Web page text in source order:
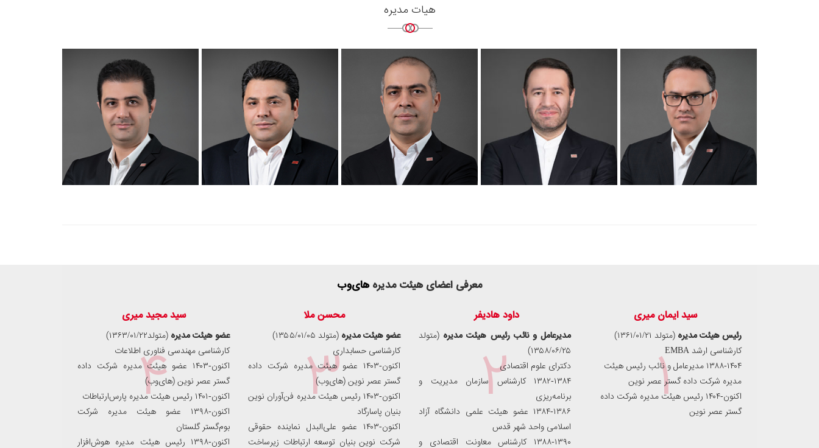
هیات مدیره
معرفی اعضای هیئت‌‍‌ مدیرههای‌وب
سید ایمان میری
۱ رئیس هیئت‌ مدیره (متولد ۱۳۶۱/۰۱/۲۱)
کارشناسی ارشد EMBA
۱۳۸۸-۱۴۰۴ مدیرعامل و نائب رئیس هیئت
مدیره شرکت داده‌ گستر عصر نوین
اکنون-۱۴۰۴ رئیس هیئت مدیره شرکت داده‌
گستر عصر نوین
داود هادیفر
۲
مدیرعامل و نائب‌ رئیس هیئت‌ مدیره (متولد
۱۳۵۸/۰۶/۲۵)
دکترای علوم اقتصادی
۱۳۸۲-۱۳۸۴ کارشناس سازمان مدیریت و
برنامه‌ریزی
۱۳۸۴-۱۳۸۶ عضو هیئت علمی دانشگاه آزاد
اسلامی واحد شهر قدس
۱۳۸۸-۱۳۹۰ کارشناس معاونت اقتصادی و
محسن ملا
۳عضو هیئت‌ مدیره (متولد ۱۳۵۵/۰۱/۰۵)
کارشناسی حسابداری
اکنون-۱۴۰۳ عضو هیئت مدیره شرکت داده
گستر عصر نوین (های‌وب)
اکنون-۱۴۰۳ رئیس هیئت مدیره فن‌آوران نوین
بنیان پاسارگاد
اکنون-۱۴۰۳ عضو علی‌البدل نماینده حقوقی
شرکت نوین بنیان توسعه ارتباطات زیرساخت
سید مجید میری
۴عضو هیئت‌ مدیره (متولد۱۳۶۳/۰۱/۲۲)
کارشناسی مهندسی فناوری اطلاعات
اکنون-۱۴۰۳ عضو هیئت مدیره شرکت داده
گستر عصر نوین (های‌وب)
اکنون-۱۴۰۱ رئیس هیئت مدیره پارس‌ارتباطات
اکنون-۱۳۹۸ عضو هیئت مدیره شرکت
بوم‌گستر گلستان
اکنون-۱۳۹۸ رئیس هیئت مدیره هوش‌افزار